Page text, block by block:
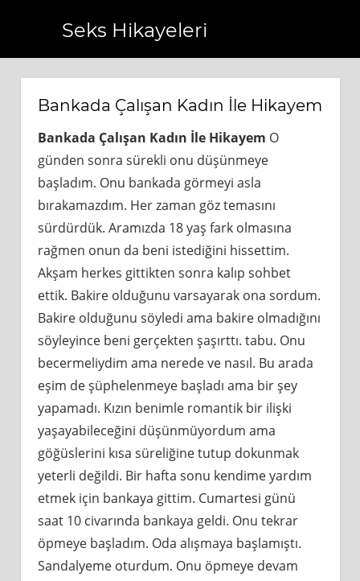
Seks Hikayeleri
Bankada Çalışan Kadın İle Hikayem
Bankada Çalışan Kadın İle Hikayem O
günden sonra sürekli onu düşünmeye
başladım. Onu bankada görmeyi asla
bırakamazdım. Her zaman göz temasını
sürdürdük. Aramızda 18 yaş fark olmasına
rağmen onun da beni istediğini hissettim.
Akşam herkes gittikten sonra kalıp sohbet
ettik. Bakire olduğunu varsayarak ona sordum.
Bakire olduğunu söyledi ama bakire olmadığını
söyleyince beni gerçekten şaşırttı. tabu. Onu
becermeliydim ama nerede ve nasıl. Bu arada
eşim de şüphelenmeye başladı ama bir şey
yapamadı. Kızın benimle romantik bir ilişki
yaşayabileceğini düşünmüyordum ama
göğüslerini kısa süreliğine tutup dokunmak
yeterli değildi. Bir hafta sonu kendime yardım
etmek için bankaya gittim. Cumartesi günü
saat 10 civarında bankaya geldi. Onu tekrar
öpmeye başladım. Oda alışmaya başlamıştı.
Sandalyeme oturdum. Onu öpmeye devam